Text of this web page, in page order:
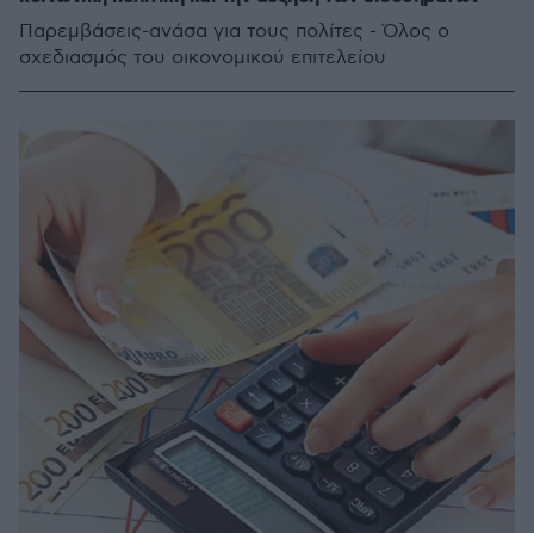
Παρεμβάσεις-ανάσα για τους πολίτες - Όλος ο
σχεδιασμός του οικονομικού επιτελείου